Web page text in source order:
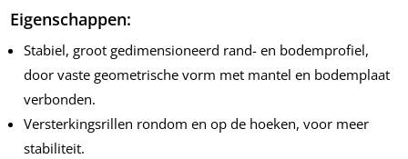
Eigenschappen:
Stabiel, groot gedimensioneerd rand- en bodemprofiel,
door vaste geometrische vorm met mantel en bodemplaat
verbonden.
Versterkingsrillen rondom en op de hoeken, voor meer
stabiliteit.